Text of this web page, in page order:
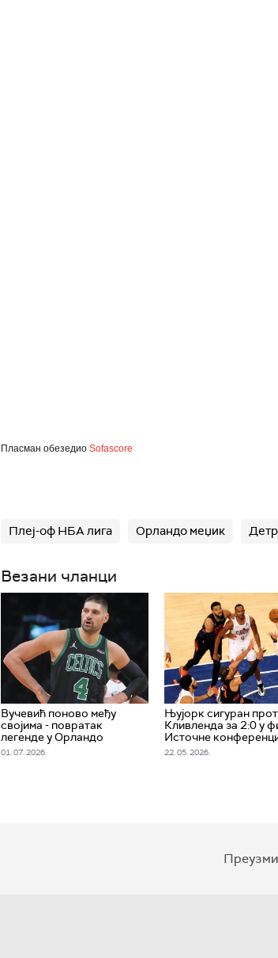
Пласман обезедио Sofascore
Плеј-оф НБА лига Орландо меџик
Везани чланци
Вучевић поново међу
својима - повратак
легенде у Орландо
01. 07. 2026.
Њујорк сигуран
Кливленда за 2:0 у
Источне
22. 05. 2026.